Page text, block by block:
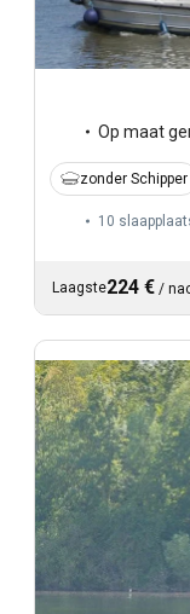
Op maat
zonder Schipper
10
Laagste224 € /